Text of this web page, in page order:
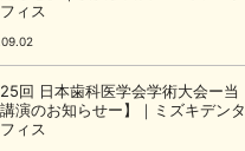
ィス
25回 日本歯科医学会学術大会ー当
演のお知らせー】｜ミズキデンタ
ィス